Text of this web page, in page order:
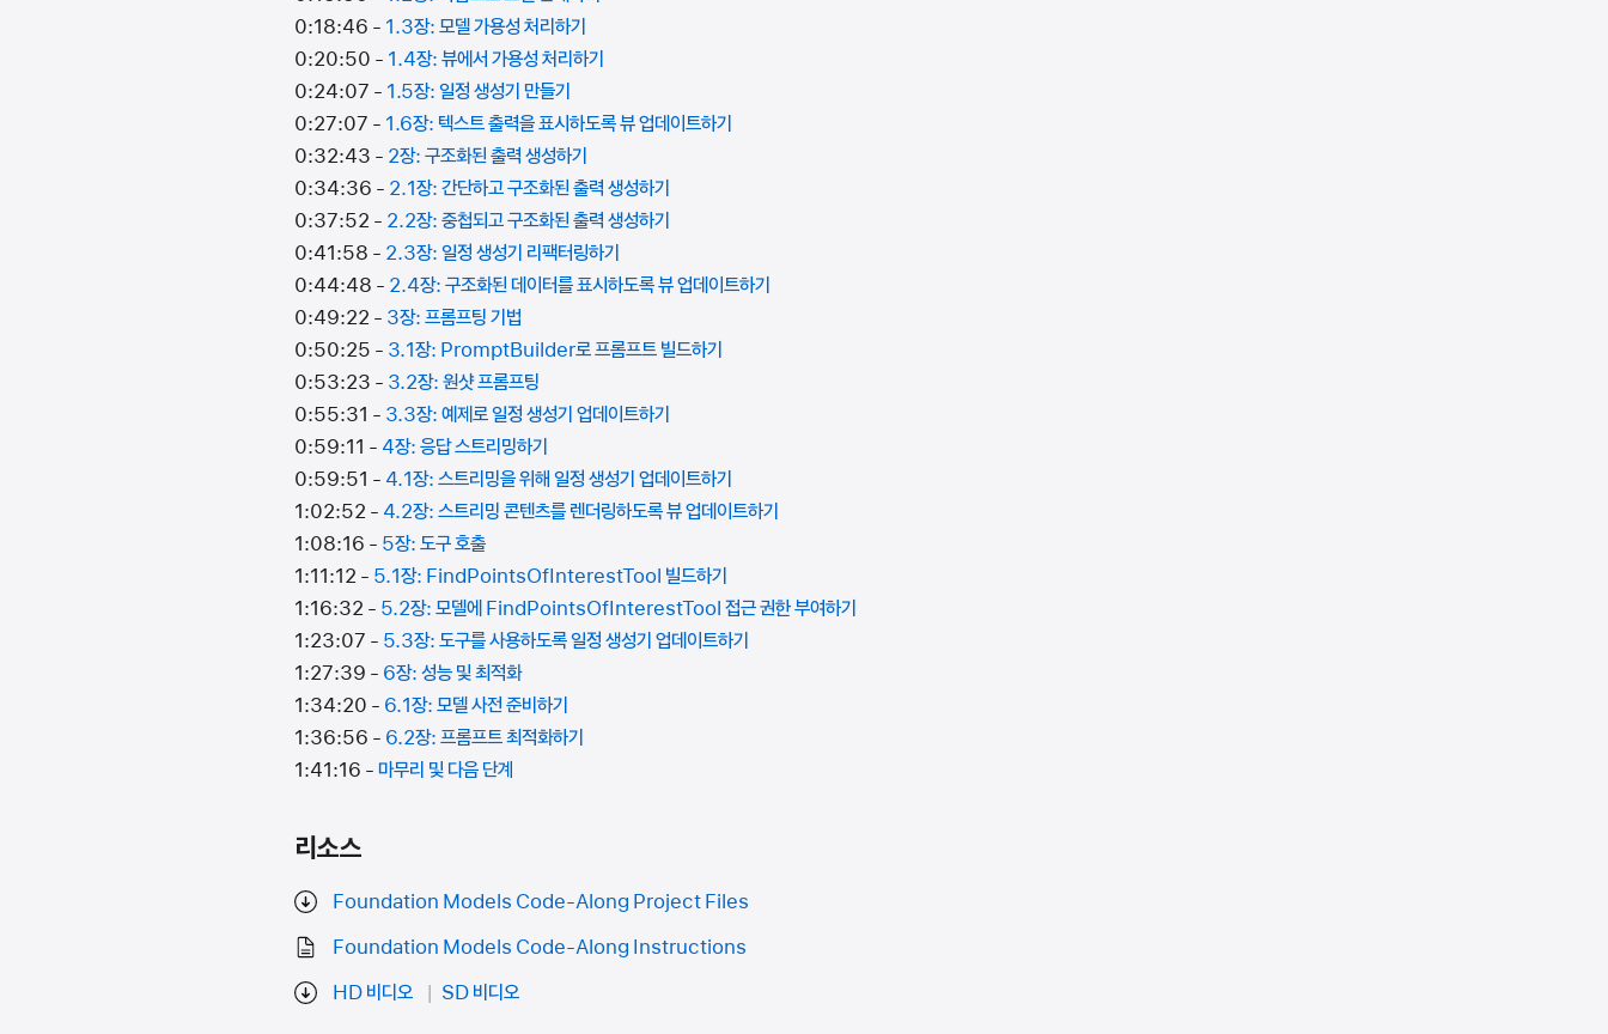
0:18:46 - 1.3장: 모델 가용성 처리하기
0:20:50 - 1.4장: 뷰에서 가용성 처리하기
0:24:07 - 1.5장: 일정 생성기 만들기
0:27:07 - 1.6장: 텍스트 출력을 표시하도록 뷰 업데이트하기
0:32:43 - 2장: 구조화된 출력 생성하기
0:34:36 - 2.1장: 간단하고 구조화된 출력 생성하기
0:37:52 - 2.2장: 중첩되고 구조화된 출력 생성하기
0:41:58 - 2.3장: 일정 생성기 리팩터링하기
0:44:48 - 2.4장: 구조화된 데이터를 표시하도록 뷰 업데이트하기
0:49:22 - 3장: 프롬프팅 기법
0:50:25 - 3.1장: PromptBuilder로 프롬프트 빌드하기
0:53:23 - 3.2장: 원샷 프롬프팅
0:55:31 - 3.3장: 예제로 일정 생성기 업데이트하기
0:59:11 - 4장: 응답 스트리밍하기
0:59:51 - 4.1장: 스트리밍을 위해 일정 생성기 업데이트하기
1:02:52 - 4.2장: 스트리밍 콘텐츠를 렌더링하도록 뷰 업데이트하기
1:08:16 - 5장: 도구 호출
1:11:12 - 5.1장: FindPointsOfInterestTool 빌드하기
1:16:32 - 5.2장: 모델에 FindPointsOfInterestTool 접근 권한 부여하기
1:23:07 - 5.3장: 도구를 사용하도록 일정 생성기 업데이트하기
1:27:39 - 6장: 성능 및 최적화
1:34:20 - 6.1장: 모델 사전 준비하기
1:36:56 - 6.2장: 프롬프트 최적화하기
1:41:16 -마무리 및 다음 단계
리소스
Foundation Models Code-Along Project Files
Foundation Models Code-Along Instructions
HD 비디오
SD 비디오